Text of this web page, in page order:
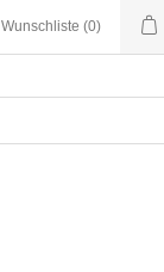
Wunschliste (0)